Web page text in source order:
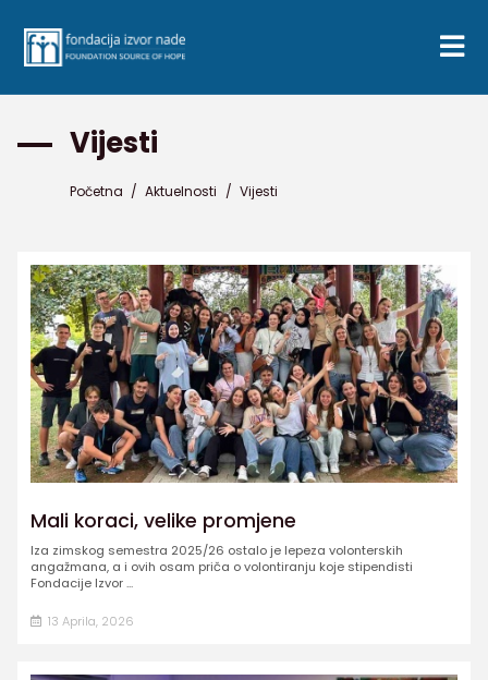
Vijesti
Početna / Aktuelnosti / Vijesti
Mali koraci, velike promjene
Iza zimskog semestra 2025/26 ostalo je lepeza volonterskih
angažmana, a i ovih osam priča o volontiranju koje stipendisti
Fondacije Izvor ...
13 Aprila, 2026